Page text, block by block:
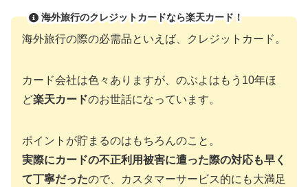
海外旅行のクレジットカードなら楽天カード！
海外旅行の際の必需品といえば、クレジットカード。
カード会社は色々ありますが、のぶよはもう10年ほ
ど楽天カードのお世話になっています。
ポイントが貯まるのはもちろんのこと。
実際にカードの不正利用被害に遭った際の対応も早く
て丁寧だったので、カスタマーサービス的にも大満足